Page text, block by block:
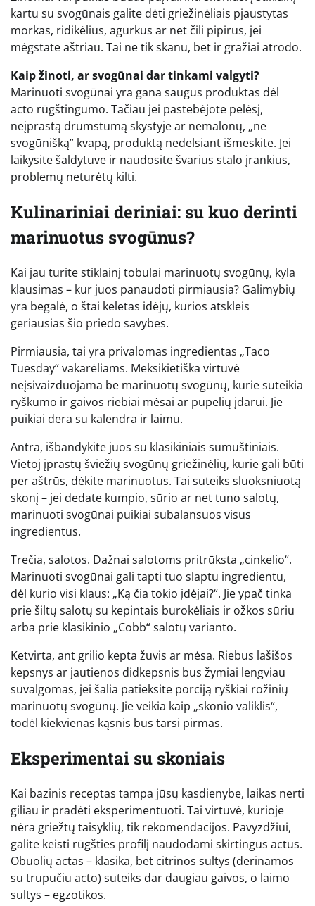
kartu su svogūnais galite dėti griežinėliais pjaustytas
morkas, ridikėlius, agurkus ar net čili pipirus, jei
mėgstate aštriau. Tai ne tik skanu, bet ir gražiai atrodo.
Kaip žinoti, ar svogūnai dar tinkami valgyti?
Marinuoti svogūnai yra gana saugus produktas dėl
acto rūgštingumo. Tačiau jei pastebėjote pelėsį,
neįprastą drumstumą skystyje ar nemalonų, „ne
svogūnišką” kvapą, produktą nedelsiant išmeskite. Jei
laikysite šaldytuve ir naudosite švarius stalo įrankius,
problemų neturėtų kilti.
Kulinariniai deriniai: su kuo derinti
marinuotus svogūnus?
Kai jau turite stiklainį tobulai marinuotų svogūnų, kyla
klausimas – kur juos panaudoti pirmiausia? Galimybių
yra begalė, o štai keletas idėjų, kurios atskleis
geriausias šio priedo savybes.
Pirmiausia, tai yra privalomas ingredientas „Taco
Tuesday“ vakarėliams. Meksikietiška virtuvė
neįsivaizduojama be marinuotų svogūnų, kurie suteikia
ryškumo ir gaivos riebiai mėsai ar pupelių įdarui. Jie
puikiai dera su kalendra ir laimu.
Antra, išbandykite juos su klasikiniais sumuštiniais.
Vietoj įprastų šviežių svogūnų griežinėlių, kurie gali būti
per aštrūs, dėkite marinuotus. Tai suteiks sluoksniuotą
skonį – jei dedate kumpio, sūrio ar net tuno salotų,
marinuoti svogūnai puikiai subalansuos visus
ingredientus.
Trečia, salotos. Dažnai salotoms pritrūksta „cinkelio“.
Marinuoti svogūnai gali tapti tuo slaptu ingredientu,
dėl kurio visi klaus: „Ką čia tokio įdėjai?“. Jie ypač tinka
prie šiltų salotų su kepintais burokėliais ir ožkos sūriu
arba prie klasikinio „Cobb“ salotų varianto.
Ketvirta, ant grilio kepta žuvis ar mėsa. Riebus lašišos
kepsnys ar jautienos didkepsnis bus žymiai lengviau
suvalgomas, jei šalia patieksite porciją ryškiai rožinių
marinuotų svogūnų. Jie veikia kaip „skonio valiklis“,
todėl kiekvienas kąsnis bus tarsi pirmas.
Eksperimentai su skoniais
Kai bazinis receptas tampa jūsų kasdienybe, laikas nerti
giliau ir pradėti eksperimentuoti. Tai virtuvė, kurioje
nėra griežtų taisyklių, tik rekomendacijos. Pavyzdžiui,
galite keisti rūgšties profilį naudodami skirtingus actus.
Obuolių actas – klasika, bet citrinos sultys (derinamos
su trupučiu acto) suteiks dar daugiau gaivos, o laimo
sultys – egzotikos.